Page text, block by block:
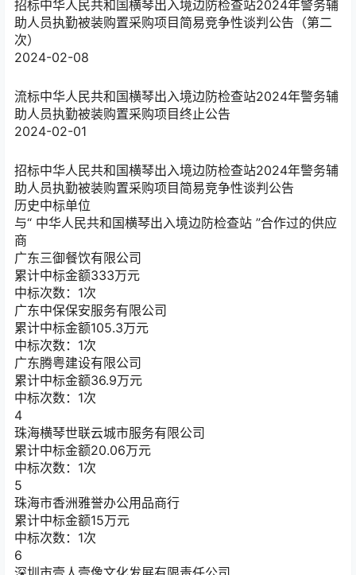
招标中华人民共和国横琴出入境边防检查站2024年警务辅
助人员执勤被装购置采购项目简易竞争性谈判公告（第二
次）
2024-02-08
流标中华人民共和国横琴出入境边防检查站2024年警务辅
助人员执勤被装购置采购项目终止公告
2024-02-01
招标中华人民共和国横琴出入境边防检查站2024年警务辅
助人员执勤被装购置采购项目简易竞争性谈判公告
历史中标单位
与“ 中华人民共和国横琴出入境边防检查站 ”合作过的供应
商
广东三御餐饮有限公司
累计中标金额333万元
中标次数：1次
广东中保保安服务有限公司
累计中标金额105.3万元
中标次数：1次
广东腾粤建设有限公司
累计中标金额36.9万元
中标次数：1次
4
珠海横琴世联云城市服务有限公司
累计中标金额20.06万元
中标次数：1次
5
珠海市香洲雅誉办公用品商行
累计中标金额15万元
中标次数：1次
6